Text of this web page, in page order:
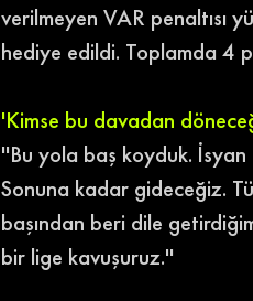
verilmeyen VAR penaltısı
hediye edildi. Toplamda 4
'Kimse bu davadan
''Bu yola baş koyduk.
Sonuna kadar gideceğiz.
başından beri dile
bir lige kavuşuruz.''